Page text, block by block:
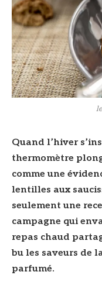
Quand l’hiver
thermomètre
comme une
lentilles aux
seulement une
campagne qui
repas chaud
bu les saveurs de
parfumé.